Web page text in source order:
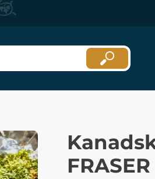
FRASER